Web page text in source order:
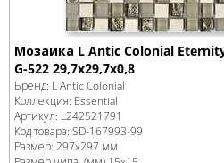
Мозаика L Antic Colonial
G-522 29,7x29,7x0,8
Бренд: L Antic Colonial
Коллекция: Essential
Артикул: L242521791
Код товара: SD-167993-99
Размер: 297x297 мм